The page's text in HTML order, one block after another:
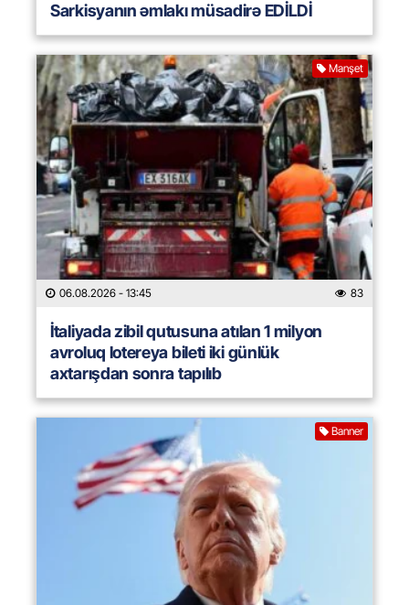
Sarkisyanın əmlakı müsadirə EDİLDİ
Manşet
06.08.2026 - 13:45 83
İtaliyada zibil qutusuna atılan 1 milyon
avroluq lotereya bileti iki günlük
axtarışdan sonra tapılıb
Banner